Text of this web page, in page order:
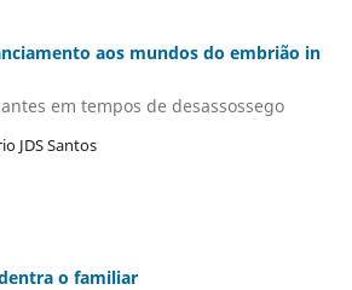
aos mundos do embrião in
em tempos de desassossego
JDS Santos
o familiar